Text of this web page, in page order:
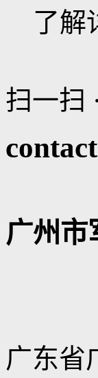
了解
扫一扫
广州市
广东省